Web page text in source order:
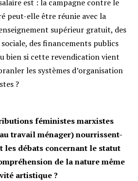
est : la campagne contre le
peut-elle être réunie avec la
supérieur gratuit, des
des financements publics
bien si cette revendication vient
les systèmes d’organisation
?
féministes marxistes
travail ménager) nourrissent-
les débats concernant le statut
de la nature même
artistique ?